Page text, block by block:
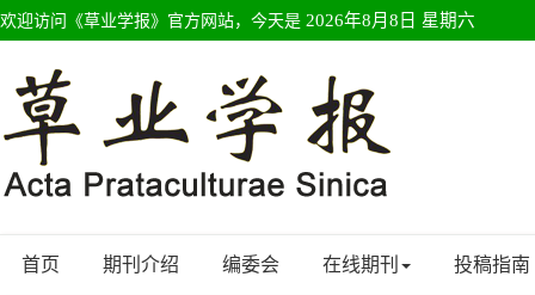
欢迎访问《草业学报》官方网站，今天是 2026年8月8日 星期六
首页 期刊介绍 编委会 在线期刊 投稿指南